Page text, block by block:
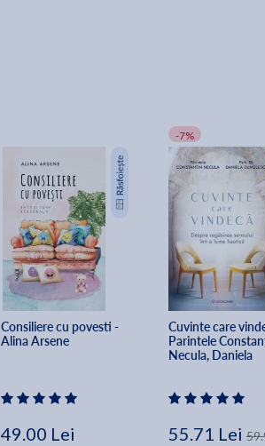
Consiliere cu povesti -
Alina Arsene
49.00 Lei
-7%
Cuvinte care
Parintele
Necula, Daniela
55.71 Lei